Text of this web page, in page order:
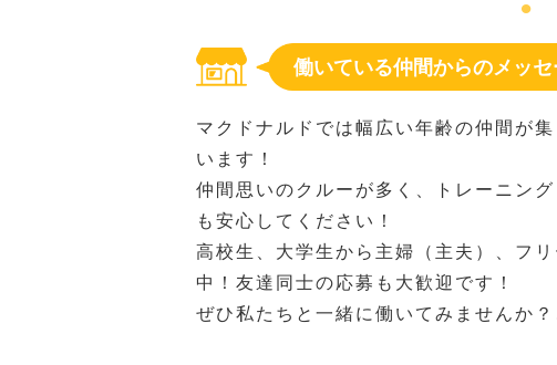
働いている仲間からのメッセ
マクドナルドでは幅広い年齢の仲間が
います！
仲間思いのクルーが多く、トレーニン
も安心してください！
高校生、大学生から主婦（主夫）、フ
中！友達同士の応募も大歓迎です！
ぜひ私たちと一緒に働いてみませんか